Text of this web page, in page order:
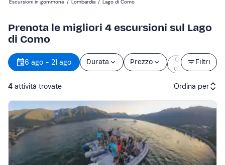
Escursioni in gommone / Lombardia / Lago di Como
Prenota le migliori 4 escursioni sul Lago
di Como
Filtri
6 ago - 21 ago Durata Prezzo
Orario
d’inizio
4 attività trovate Ordina per
Attività consigliate
Prezzo (crescente)
Prezzo (decrescente)